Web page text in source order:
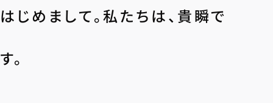
はじめまして。私たちは、貴瞬で
す。